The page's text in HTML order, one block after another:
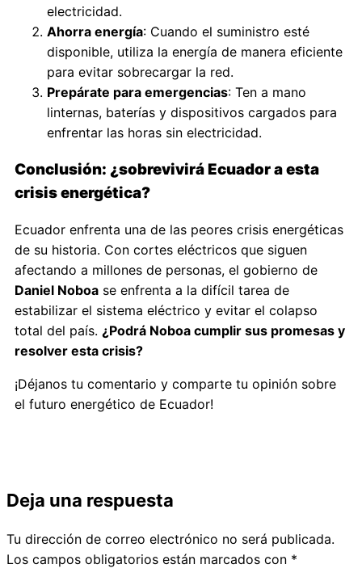
electricidad.
Ahorra energía: Cuando el suministro esté
disponible, utiliza la energía de manera eficiente
para evitar sobrecargar la red.
Prepárate para emergencias: Ten a mano
linternas, baterías y dispositivos cargados para
enfrentar las horas sin electricidad.
Conclusión: ¿sobrevivirá Ecuador a esta
crisis energética?
Ecuador enfrenta una de las peores crisis energéticas
de su historia. Con cortes eléctricos que siguen
afectando a millones de personas, el gobierno de
Daniel Noboa se enfrenta a la difícil tarea de
estabilizar el sistema eléctrico y evitar el colapso
total del país. ¿Podrá Noboa cumplir sus promesas y
resolver esta crisis?
¡Déjanos tu comentario y comparte tu opinión sobre
el futuro energético de Ecuador!
Deja una respuesta
Tu dirección de correo electrónico no será publicada.
Los campos obligatorios están marcados con *